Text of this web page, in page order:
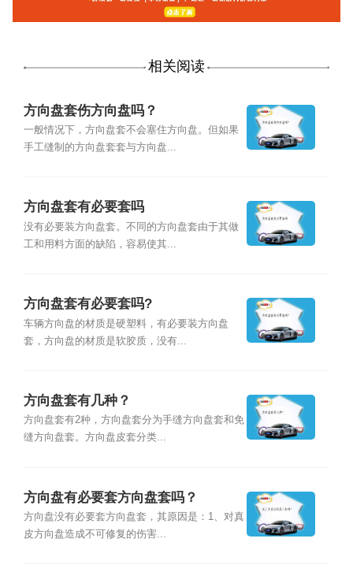
相关阅读
方向盘套伤方向盘吗？
一般情况下，方向盘套不会塞住方向盘。但如果
手工缝制的方向盘套套与方向盘...
方向盘套有必要套吗
没有必要装方向盘套。不同的方向盘套由于其做
工和用料方面的缺陷，容易使其...
方向盘套有必要套吗?
车辆方向盘的材质是硬塑料，有必要装方向盘
套，方向盘的材质是软胶质，没有...
方向盘套有几种？
方向盘套有2种，方向盘套分为手缝方向盘套和免
缝方向盘套。方向盘皮套分类...
方向盘有必要套方向盘套吗？
方向盘没有必要套方向盘套，其原因是：1、对真
皮方向盘造成不可修复的伤害...